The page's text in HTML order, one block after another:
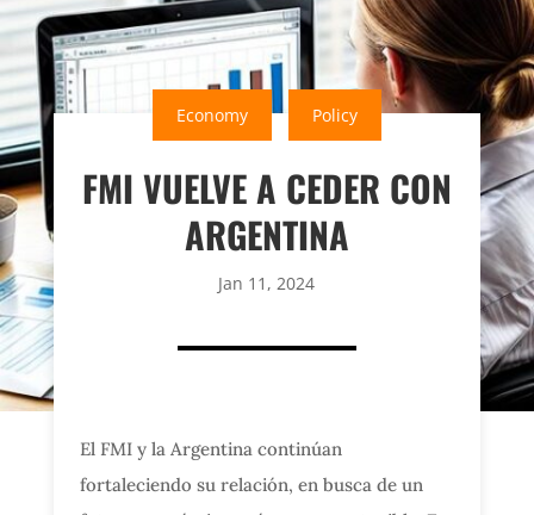
Economy Policy
FMI VUELVE A CEDER CON
ARGENTINA
Jan 11, 2024
El FMI y la Argentina continúan
fortaleciendo su relación, en busca de un